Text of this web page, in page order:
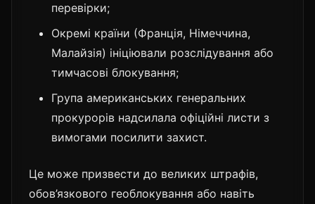
перевірки;
Окремі країни (Франція, Німеччина,
Малайзія) ініціювали розслідування або
тимчасові блокування;
Група американських генеральних
прокурорів надсилала офіційні листи з
вимогами посилити захист.
Це може призвести до великих штрафів,
обов’язкового геоблокування або навіть